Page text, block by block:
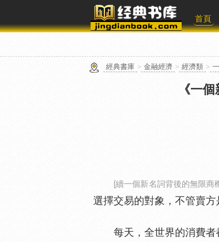
首頁
經典書庫 > 金融經濟 > 經濟類 >
《一
[續一個新名詞背後的無限商
選擇交易的對象，不管賣方
每天，全世界的消費者都